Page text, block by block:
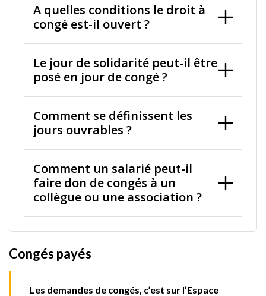
A quelles conditions le droit à
congé est-il ouvert ?
Le jour de solidarité peut-il être
posé en jour de congé ?
Comment se définissent les
jours ouvrables ?
Comment un salarié peut-il
faire don de congés à un
collègue ou une association ?
Congés payés
Les demandes de congés, c’est sur l’Espace